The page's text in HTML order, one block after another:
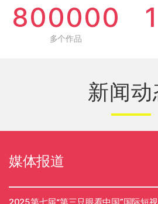
800000
多个作品
新闻动
媒体报道
2025第七届“第三只眼看中国”国际短